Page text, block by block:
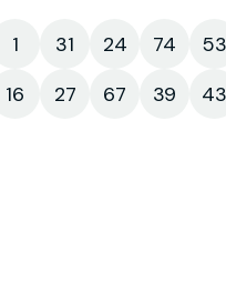
1 31 24 74 53
16 27 67 39 43